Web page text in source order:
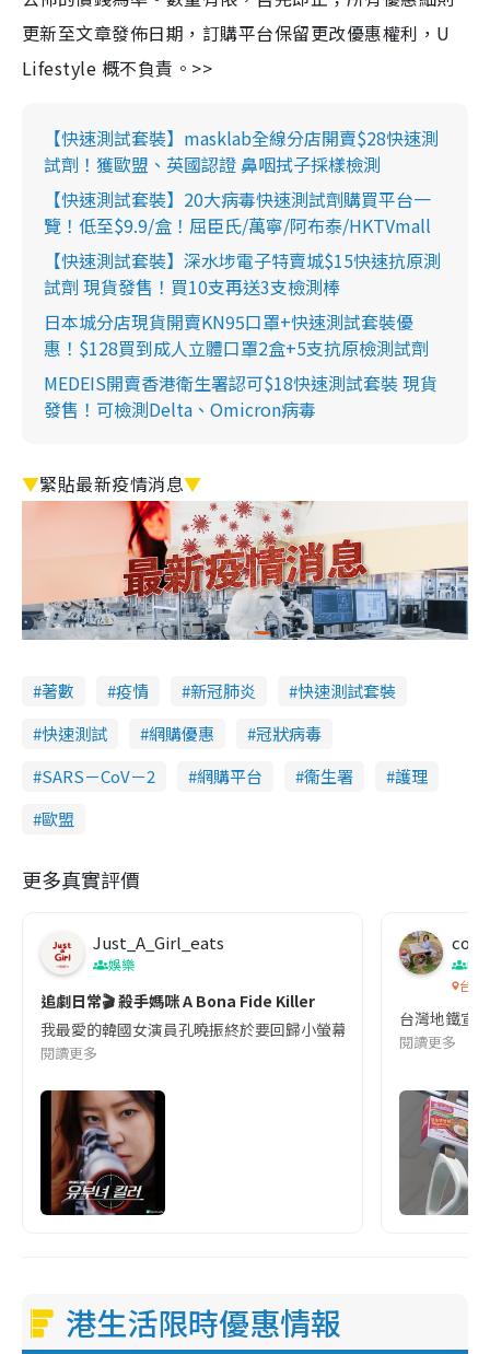
更新至文章發佈日期，訂購平台保留更改優惠權利，U
Lifestyle 概不負責。>>
【快速測試套裝】masklab全線分店開賣$28快速測
試劑！獲歐盟、英國認證 鼻咽拭子採樣檢測
【快速測試套裝】20大病毒快速測試劑購買平台一
覽！低至$9.9/盒！屈臣氏/萬寧/阿布泰/HKTVmall
【快速測試套裝】深水埗電子特賣城$15快速抗原測
試劑 現貨發售！買10支再送3支檢測棒
日本城分店現貨開賣KN95口罩+快速測試套裝優
惠！$128買到成人立體口罩2盒+5支抗原檢測試劑
MEDEIS開賣香港衛生署認可$18快速測試套裝 現貨
發售！可檢測Delta、Omicron病毒
▼緊貼最新疫情消息▼
著數 疫情 新冠肺炎
快速測試套裝
快速測試
網購優惠
冠狀病毒
SARS－CoV－2
網購平台 衞生署
護理
歐盟
更多真實評價
Just_A_Girl_eats
娛樂
追劇日常🎬 殺手媽咪 A Bona Fide Killer
我最愛的韓國女演員孔曉振終於要回歸小螢幕啦!這次的劇本改編
閱讀更多
co
吹
台灣
台灣地鐵宣
閱讀更多
港生活限時優惠情報